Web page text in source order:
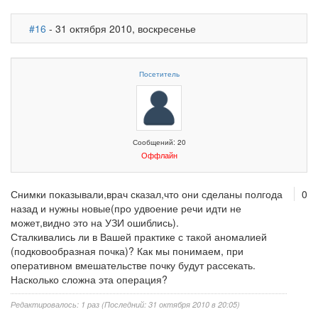
#16 - 31 октября 2010, воскресенье
Посетитель
Сообщений: 20
Оффлайн
0
Снимки показывали,врач сказал,что они сделаны полгода
назад и нужны новые(про удвоение речи идти не
может,видно это на УЗИ ошиблись).
Сталкивались ли в Вашей практике с такой аномалией
(подковообразная почка)? Как мы понимаем, при
оперативном вмешательстве почку будут рассекать.
Насколько сложна эта операция?
Редактировалось: 1 раз (Последний: 31 октября 2010 в 20:05)